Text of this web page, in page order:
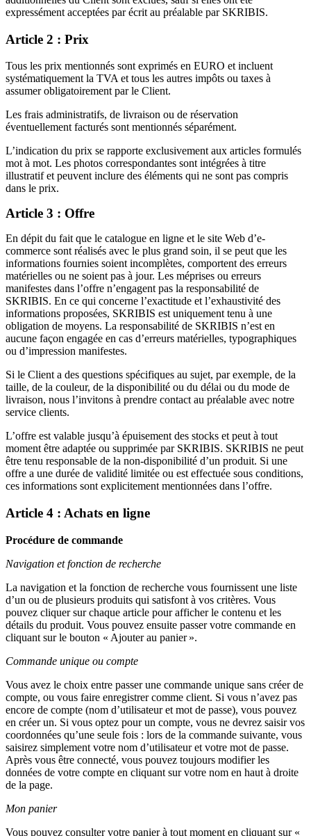
expressément acceptées par écrit au préalable par SKRIBIS.
Article 2 : Prix
Tous les prix mentionnés sont exprimés en EURO et incluent
systématiquement la TVA et tous les autres impôts ou taxes à
assumer obligatoirement par le Client.
Les frais administratifs, de livraison ou de réservation
éventuellement facturés sont mentionnés séparément.
L’indication du prix se rapporte exclusivement aux articles formulés
mot à mot. Les photos correspondantes sont intégrées à titre
illustratif et peuvent inclure des éléments qui ne sont pas compris
dans le prix.
Article 3 : Offre
En dépit du fait que le catalogue en ligne et le site Web d’e-
commerce sont réalisés avec le plus grand soin, il se peut que les
informations fournies soient incomplètes, comportent des erreurs
matérielles ou ne soient pas à jour. Les méprises ou erreurs
manifestes dans l’offre n’engagent pas la responsabilité de
SKRIBIS. En ce qui concerne l’exactitude et l’exhaustivité des
informations proposées, SKRIBIS est uniquement tenu à une
obligation de moyens. La responsabilité de SKRIBIS n’est en
aucune façon engagée en cas d’erreurs matérielles, typographiques
ou d’impression manifestes.
Si le Client a des questions spécifiques au sujet, par exemple, de la
taille, de la couleur, de la disponibilité ou du délai ou du mode de
livraison, nous l’invitons à prendre contact au préalable avec notre
service clients.
L’offre est valable jusqu’à épuisement des stocks et peut à tout
moment être adaptée ou supprimée par SKRIBIS. SKRIBIS ne peut
être tenu responsable de la non-disponibilité d’un produit. Si une
offre a une durée de validité limitée ou est effectuée sous conditions,
ces informations sont explicitement mentionnées dans l’offre.
Article 4 : Achats en ligne
Procédure de commande
Navigation et fonction de recherche
La navigation et la fonction de recherche vous fournissent une liste
d’un ou de plusieurs produits qui satisfont à vos critères. Vous
pouvez cliquer sur chaque article pour afficher le contenu et les
détails du produit. Vous pouvez ensuite passer votre commande en
cliquant sur le bouton « Ajouter au panier ».
Commande unique ou compte
Vous avez le choix entre passer une commande unique sans créer de
compte, ou vous faire enregistrer comme client. Si vous n’avez pas
encore de compte (nom d’utilisateur et mot de passe), vous pouvez
en créer un. Si vous optez pour un compte, vous ne devrez saisir vos
coordonnées qu’une seule fois : lors de la commande suivante, vous
saisirez simplement votre nom d’utilisateur et votre mot de passe.
Après vous être connecté, vous pouvez toujours modifier les
données de votre compte en cliquant sur votre nom en haut à droite
de la page.
Mon panier
Vous pouvez consulter votre panier à tout moment en cliquant sur «